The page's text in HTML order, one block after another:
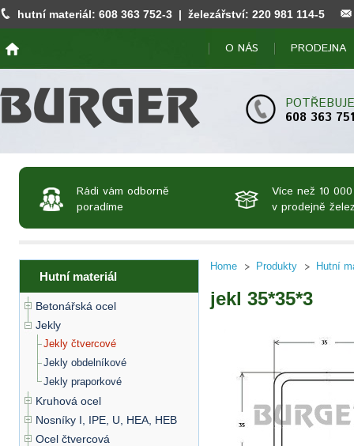
hutní materiál: 608 363 752-3 | železářství: 220 981 114-5
O NÁS PRODEJNA
608 363 751
Rádi vám odborně
poradíme
Více než 10
v prodejně
Hutní materiál
Betonářská ocel
Jekly
Jekly čtvercové
Jekly obdelníkové
Jekly praporkové
Kruhová ocel
Nosníky I, IPE, U, HEA, HEB
Ocel čtvercová
Home Produkty Hutní
jekl 35*35*3